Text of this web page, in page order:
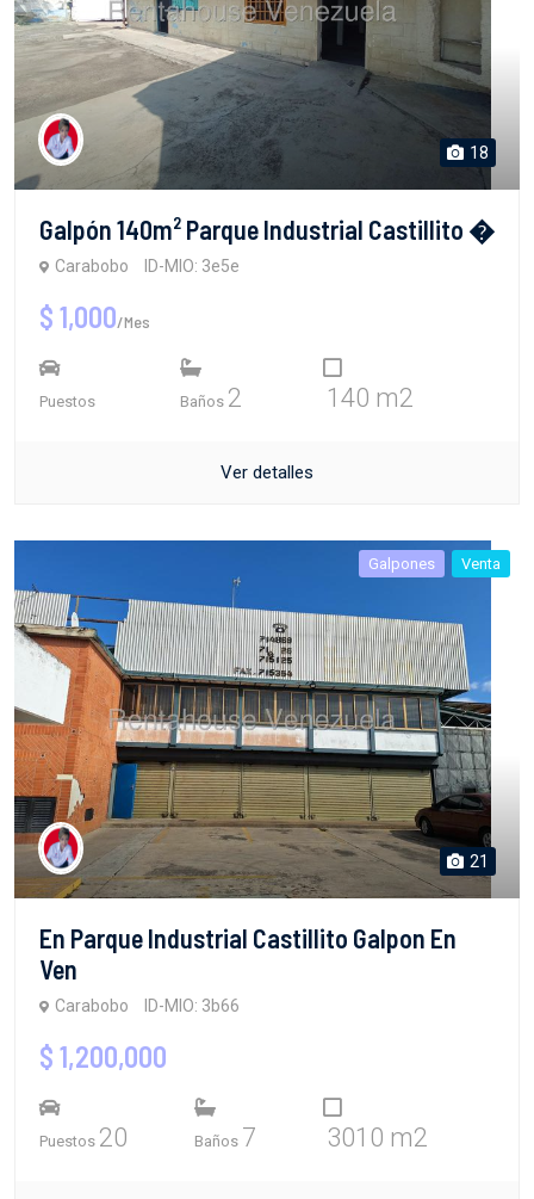
18
Galpón 140m² Parque Industrial Castillito �
Carabobo ID-MIO: 3e5e
$ 1,000/Mes
Puestos Baños 2 140 m2
Ver detalles
Galpones Venta
21
En Parque Industrial Castillito Galpon En
Ven
Carabobo ID-MIO: 3b66
$ 1,200,000
Puestos 20 Baños 7 3010 m2